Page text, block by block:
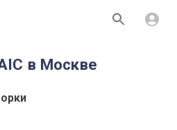
в Москве